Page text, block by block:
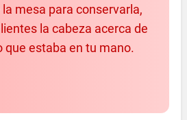
mesa para conservarla,
la cabeza acerca de
que estaba en tu mano.